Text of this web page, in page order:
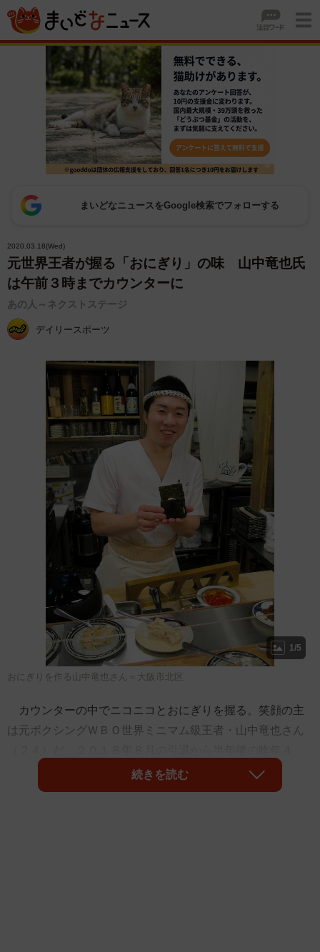
まいどなニュースをGoogle検索でフォローする
2020.03.18(Wed)
元世界王者が握る「おにぎり」の味 山中竜也氏
は午前３時までカウンターに
あの人～ネクストステージ
デイリースポーツ
1/5
おにぎりを作る山中竜也さん＝大阪市北区
カウンターの中でニコニコとおにぎりを握る。笑顔の主
は元ボクシングＷＢＯ世界ミニマム級王者・山中竜也さん
月、大阪・北新地にオープンしたおにぎり専門店「おにぎ
り竜」の店主。転身のきっかけは、ジムの先輩で元３階級
続きを読む